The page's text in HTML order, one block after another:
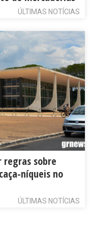
ÚLTIMAS NOTÍCIAS
regras sobre
níqueis no
ÚLTIMAS NOTÍCIAS